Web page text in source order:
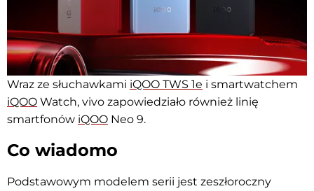
Wraz ze słuchawkami iQOO TWS 1e i smartwatchem
iQOO Watch, vivo zapowiedziało również linię
smartfonów iQOO Neo 9.
Co wiadomo
Podstawowym modelem serii jest zeszłoroczny